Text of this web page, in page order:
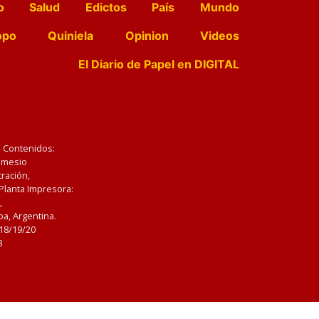
Salud Edictos País
Mundo
Quiniela Opinion
Videos
El Diario de Papel en DIGITAL
Impresora:
Argentina.
19/20